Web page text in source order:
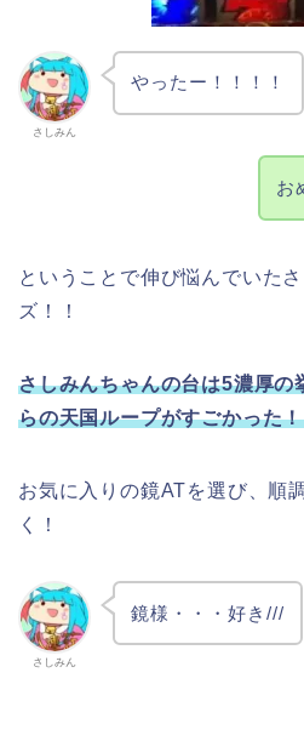
さしみん
やったー！！！！
お
ということで伸び悩んでいた
ズ！！
さしみんちゃんの台は5濃厚の
らの天国ループがすごかった
お気に入りの鏡ATを選び、順
く！
さしみん
鏡様・・・好き///